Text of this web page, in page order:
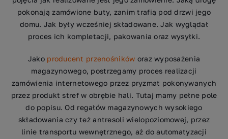
pokonają zamówione buty, zanim trafią pod drzwi jego
domu. Jak były wcześniej składowane. Jak wyglądał
proces ich kompletacji, pakowania oraz wysyłki.
Jako producent przenośników oraz wyposażenia
magazynowego, postrzegamy proces realizacji
zamówienia internetowego przez pryzmat pokonywanych
przez produkt stref w obrębie hali. Tutaj mamy pełne pole
do popisu. Od regałów magazynowych wysokiego
składowania czy też antresoli wielopoziomowej, przez
linie transportu wewnętrznego, aż do automatyzacji